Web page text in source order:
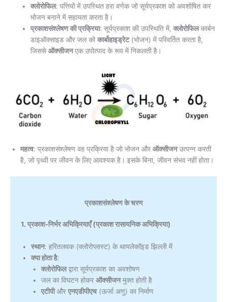
क्लोरोफिल: पत्तियों में उपस्थित हरा वर्णक जो सूर्यप्रकाश को अवशोषित कर
भोजन बनाने में सहायता करता है।
प्रकाशसंश्लेषण की प्रक्रिया: सूर्यप्रकाश की उपस्थिति में, क्लोरोफिलकार्बन
डाइऑक्साइड और जल को कार्बोहाइड्रेट(भोजन) में परिवर्तित करता है,
जिससेऑक्सीजनएक उपोत्पाद के रूप में निकलती है।
महत्व: प्रकाशसंश्लेषण वह प्रक्रिया है जो भोजन और ऑक्सीजनउत्पन्न करती
है, जो पृथ्वी पर जीवन के लिए आवश्यक है। इसके बिना, जीवन संभव नहीं होता।
प्रकाशसंश्लेषण के चरण
1. प्रकाश-निर्भर अभिक्रियाएँ (प्रकाश रासायनिक अभिक्रिया)
स्थान: हरितलवक (क्लोरोप्लास्ट) के थायलेकॉइड झिल्ली में
क्या होता है:
क्लोरोफिलद्वारा सूर्यप्रकाश का अवशोषण
जल का विघटन होकर ऑक्सीजनमुक्त होती है
एटीपीऔर एनएडीपीएच(ऊर्जा अणु) का निर्माण